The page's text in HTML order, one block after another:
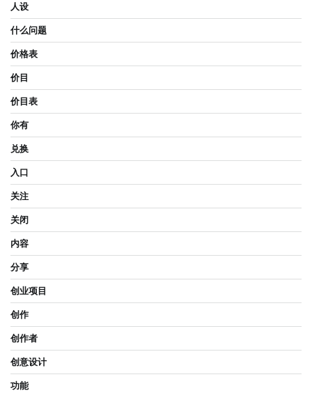
人设
什么问题
价格表
价目
价目表
你有
兑换
入口
关注
关闭
内容
分享
创业项目
创作
创作者
创意设计
功能